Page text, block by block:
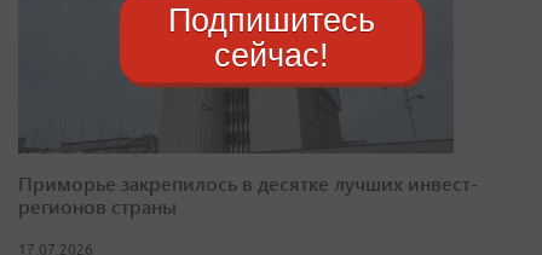
Приморье закрепилось в десятке лучших инвест-
регионов страны
17.07.2026
Подпишитесь
сейчас!